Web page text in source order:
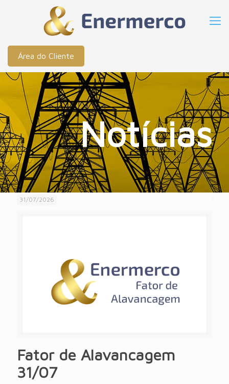
Área do Cliente
Notícias
31/07/2026
Fator de Alavancagem
31/07